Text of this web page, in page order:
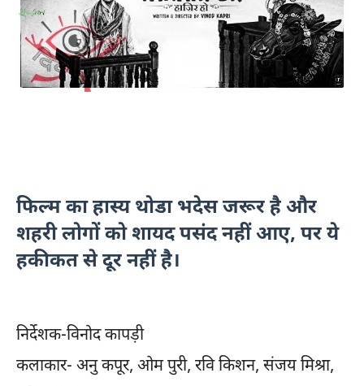
फिल्म का हास्य थोडा भदेस जरूर है और
शहरी लोगों को शायद पसंद नहीं आए, पर ये
हकीकत से दूर नहीं है।
निर्देशक-विनोद कापड़ी
कलाकार- अनु कपूर, ओम पुरी, रवि किशन, संजय मिश्रा,